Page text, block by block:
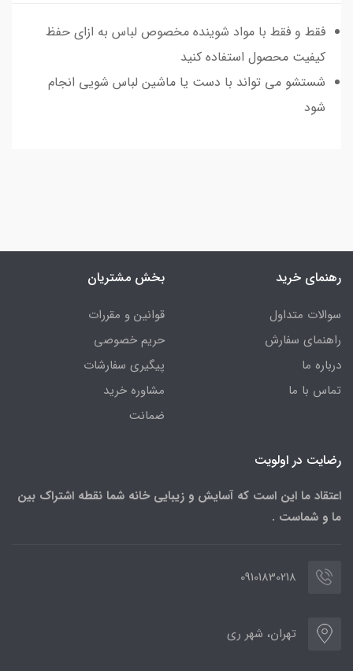
فقط و فقط با مواد شوینده مخصوص لباس به ازای حفظ
کیفیت محصول استفاده کنید
شستشو می تواند با دست یا ماشین لباس شویی انجام
شود
رهنمای خرید
سوالات متداول
راهنمای سفارش
درباره ما
تماس با ما
بخش مشتریان
قوانین و مقررات
حریم خصوصی
پیگیری سفارشات
مشاوره خرید
ضمانت
رضایت در اولویت
اعتقاد ما این است که آسایش و زیبایی خانه شما نقطه اشتراک بین
ما و شماست .
09101830218
تهران، شهر ری